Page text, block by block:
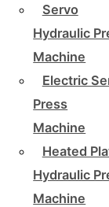
Servo
Hydraulic
Machine
Electric
Press
Machine
Heated
Hydraulic
Machine